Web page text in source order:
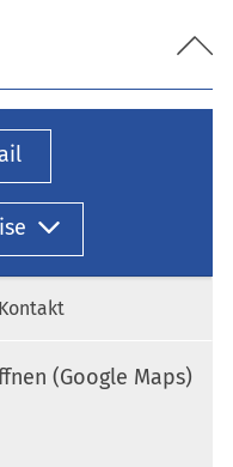
Kontakt
(Google Maps)